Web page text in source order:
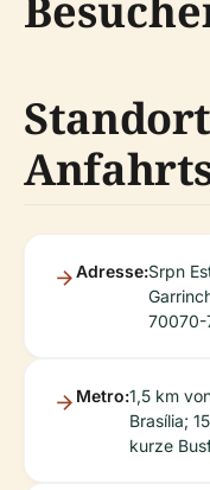
Adresse:Srpn
70070-
Metro:1,5 km
Brasília;
kurze